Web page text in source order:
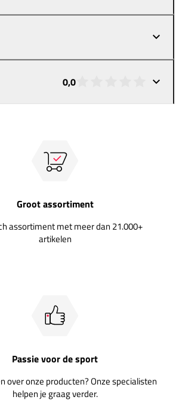
0,0
Groot assortiment
assortiment met meer dan 21.000+
artikelen
Passie voor de sport
over onze producten? Onze specialisten
helpen je graag verder.